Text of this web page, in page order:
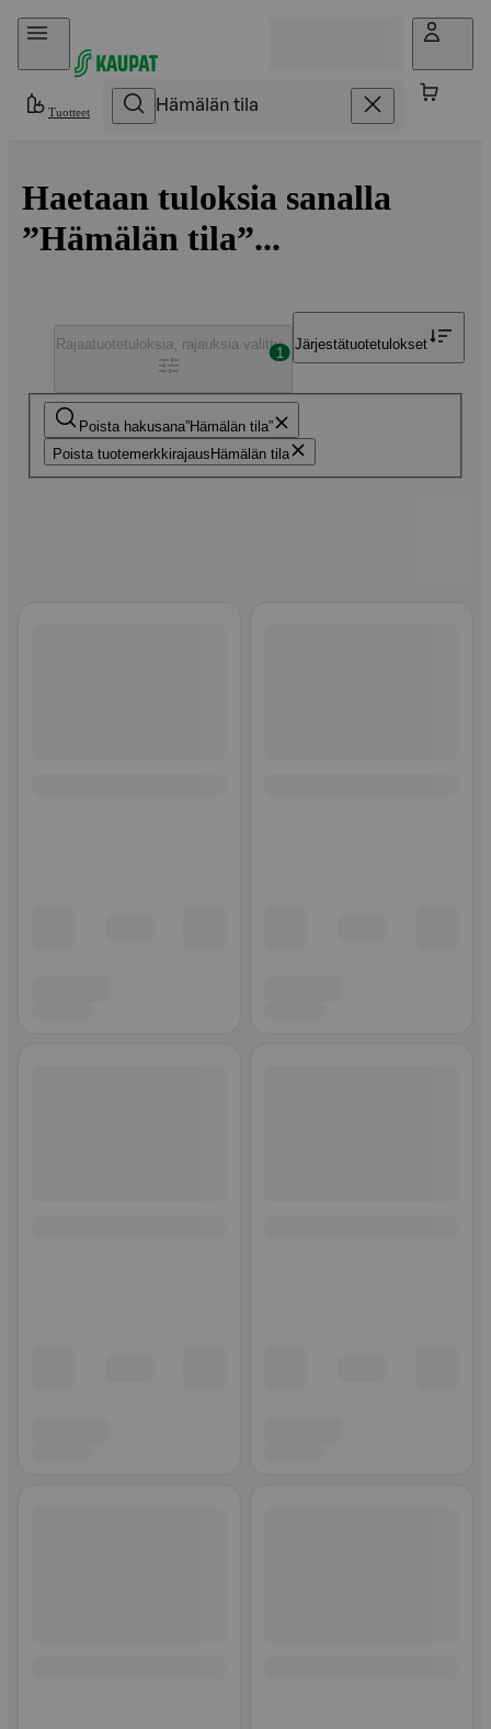
Hyppää sisältöön
Tuotteet
Haetaan tuloksia sanalla
”Hämälän tila”...
Poista hakusana Hämälän tila
Poista tuotemerkkirajaus Hämälän tila
Rajaatuotetuloksia, rajauksia valittu
1
Järjestätuotetulokset